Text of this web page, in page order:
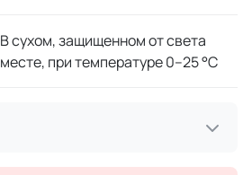
В сухом, защищенном от света
месте, при температуре 0–25 °C